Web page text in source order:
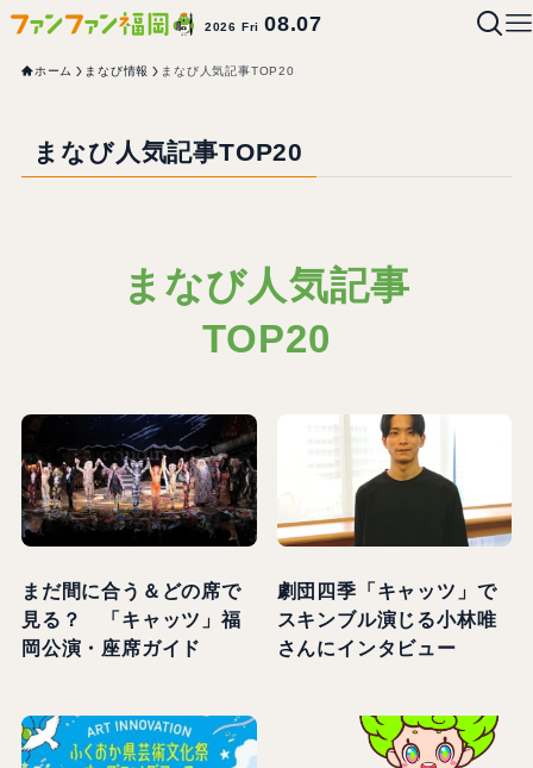
2026 Fri08.07
ホーム まなび情報 まなび人気記事TOP20
まなび人気記事TOP20
まなび人気記事
TOP20
まだ間に合う＆どの席で
見る？ 「キャッツ」福
岡公演・座席ガイド
劇団四季「キャッツ」で
スキンブル演じる小林唯
さんにインタビュー